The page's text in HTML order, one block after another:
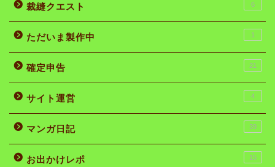
裁縫クエスト 6
ただいま製作中 1
確定申告 21
サイト運営 4
マンガ日記 39
お出かけレポ 15